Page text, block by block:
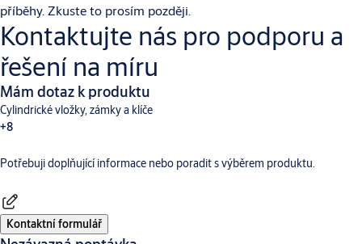
příběhy. Zkuste to prosím později.
Kontaktujte nás pro podporu a
řešení na míru
Mám dotaz k produktu
Cylindrické vložky, zámky a klíče
+8
Dveřní vybaveníAperio Digitální a přístupové systémy
Potřebuji doplňující informace nebo poradit s výběrem produktu.
Kontaktní formulář